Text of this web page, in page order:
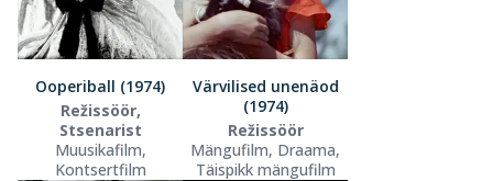
Ooperiball (1974)
Režissöör,
Stsenarist
Muusikafilm,
Kontsertfilm
Värvilised unenäod
(1974)
Režissöör
Mängufilm, Draama,
Täispikk mängufilm